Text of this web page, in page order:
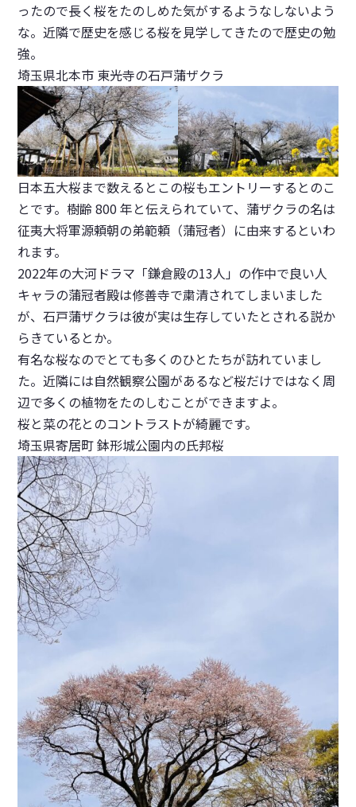
ったので長く桜をたのしめた気がするようなしないよう
な。近隣で歴史を感じる桜を見学してきたので歴史の勉
強。
埼玉県北本市 東光寺の石戸蒲ザクラ
日本五大桜まで数えるとこの桜もエントリーするとのこ
とです。樹齢 800 年と伝えられていて、蒲ザクラの名は
征夷大将軍源頼朝の弟範頼（蒲冠者）に由来するといわ
れます。
2022年の大河ドラマ「鎌倉殿の13人」の作中で良い人
キャラの蒲冠者殿は修善寺で粛清されてしまいました
が、石戸蒲ザクラは彼が実は生存していたとされる説か
らきているとか。
有名な桜なのでとても多くのひとたちが訪れていまし
た。近隣には自然観察公園があるなど桜だけではなく周
辺で多くの植物をたのしむことができますよ。
桜と菜の花とのコントラストが綺麗です。
埼玉県寄居町 鉢形城公園内の氏邦桜